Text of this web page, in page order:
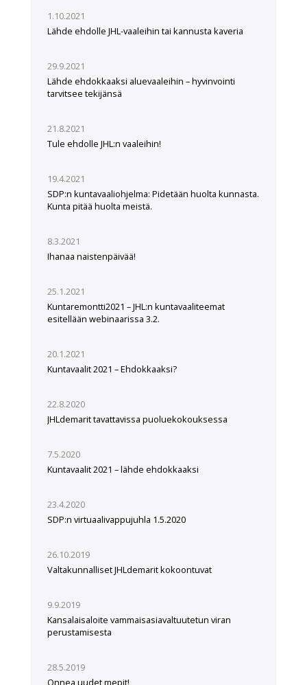
1.10.2021
Lähde ehdolle JHL-vaaleihin tai kannusta kaveria
29.9.2021
Lähde ehdokkaaksi aluevaaleihin – hyvinvointi
tarvitsee tekijänsä
21.8.2021
Tule ehdolle JHL:n vaaleihin!
19.4.2021
SDP:n kuntavaaliohjelma: Pidetään huolta kunnasta.
Kunta pitää huolta meistä.
8.3.2021
Ihanaa naistenpäivää!
25.1.2021
Kuntaremontti2021 – JHL:n kuntavaaliteemat
esitellään webinaarissa 3.2.
20.1.2021
Kuntavaalit 2021 – Ehdokkaaksi?
22.8.2020
JHLdemarit tavattavissa puoluekokouksessa
7.5.2020
Kuntavaalit 2021 – lähde ehdokkaaksi
23.4.2020
SDP:n virtuaalivappujuhla 1.5.2020
26.10.2019
Valtakunnalliset JHLdemarit kokoontuvat
9.9.2019
Kansalaisaloite vammaisasiavaltuutetun viran
perustamisesta
28.5.2019
Onnea uudet mepit!